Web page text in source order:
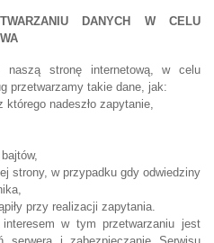
DANYCH W CELU
naszą stronę internetową, w celu
przetwarzamy takie dane, jak:
nadeszło zapytanie,
strony, w przypadku gdy odwiedziny
przy realizacji zapytania.
w tym przetwarzaniu jest